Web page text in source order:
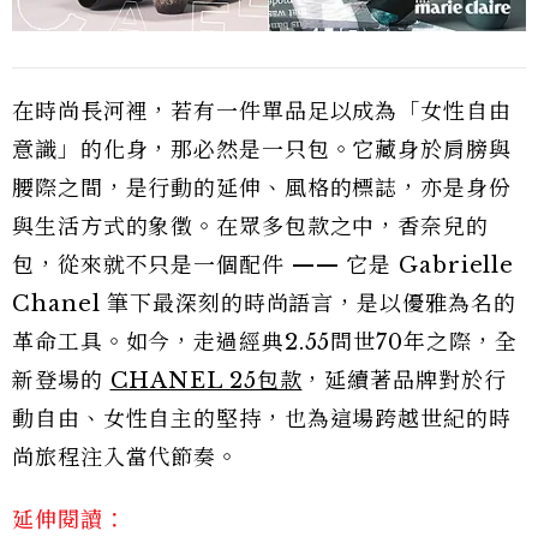
在時尚長河裡，若有一件單品足以成為「女性自由
意識」的化身，那必然是一只包。它藏身於肩膀與
腰際之間，是行動的延伸、風格的標誌，亦是身份
與生活方式的象徵。在眾多包款之中，香奈兒的
包，從來就不只是一個配件 —— 它是 Gabrielle
Chanel 筆下最深刻的時尚語言，是以優雅為名的
革命工具。如今，走過經典2.55問世70年之際，全
新登場的 CHANEL 25包款 ，延續著品牌對於行
動自由、女性自主的堅持，也為這場跨越世紀的時
尚旅程注入當代節奏。
延伸閱讀：